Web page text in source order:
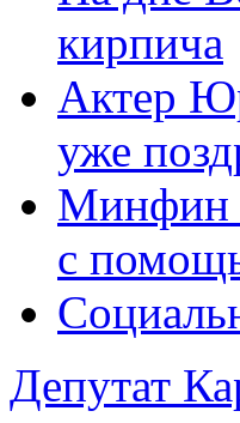
кирпича
Актер
уже
Минфин
с
Депутат